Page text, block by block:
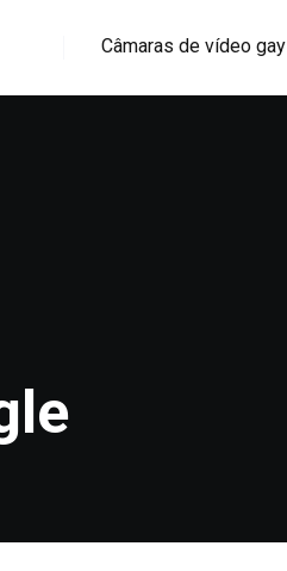
Câmaras de vídeo gay